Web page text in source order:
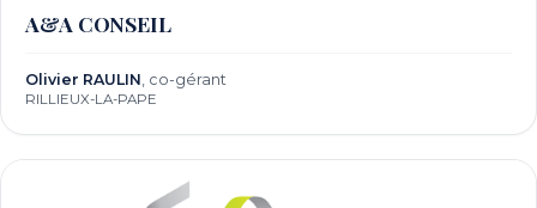
A&A CONSEIL
Olivier RAULIN , co-gérant
RILLIEUX-LA-PAPE